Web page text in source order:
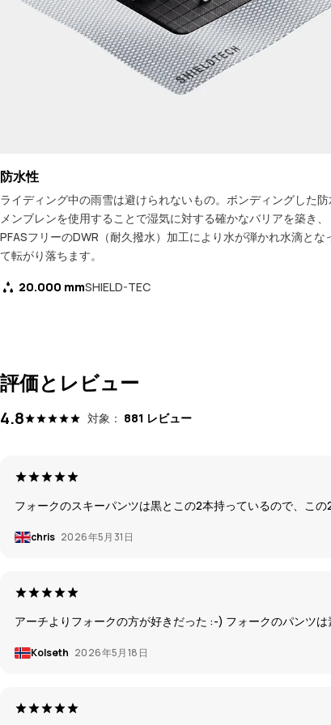
防水性
ライディング中の雨雪は避けられないもの。ボンディングした
メンブレンを使用することで湿気に対する確かなバリアを築き、
PFASフリーのDWR（耐久撥水）加工により水が弾かれ水滴とな
て転がり落ちます。
20.000 mmSHIELD-TEC
評価とレビュー
4.8 対象： 881 レビュー
フォークのスキーパンツは黒とこの2本持っているので、こ
chris 2026年5月31日
アーチよりフォークの方が好きだった :-) フォークのパンツ
Kolseth 2026年5月18日